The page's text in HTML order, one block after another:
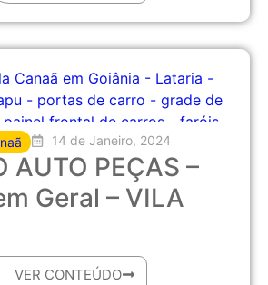
14 de Janeiro, 2024
AUTO PEÇAS –
Geral – VILA
VER CONTEÚDO